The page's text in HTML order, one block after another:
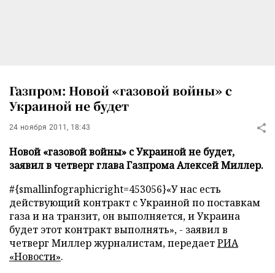
Газпром: Новой «газовой войны» с
Украиной не будет
24 ноября 2011, 18:43
Новой «газовой войны» с Украиной не будет,
заявил в четверг глава Газпрома Алексей Миллер.
#{smallinfographicright=453056}«У нас есть
действующий контракт с Украиной по поставкам
газа и на транзит, он выполняется, и Украина
будет этот контракт выполнять», - заявил в
четверг Миллер журналистам, передаетРИА
«Новости».